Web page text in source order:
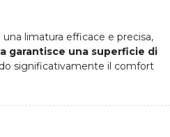
limatura efficace e precisa,
garantisce una superficie di
significativamente il comfort